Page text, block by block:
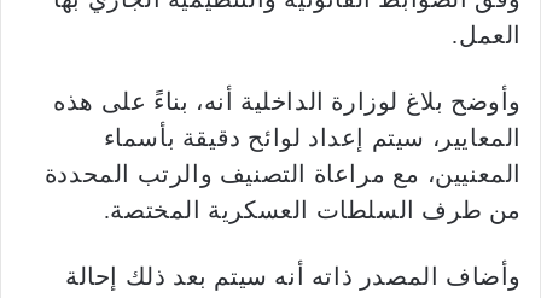
العمل.
وأوضح بلاغ لوزارة الداخلية أنه، بناءً على هذه
المعايير، سيتم إعداد لوائح دقيقة بأسماء
المعنيين، مع مراعاة التصنيف والرتب المحددة
من طرف السلطات العسكرية المختصة.
وأضاف المصدر ذاته أنه سيتم بعد ذلك إحالة